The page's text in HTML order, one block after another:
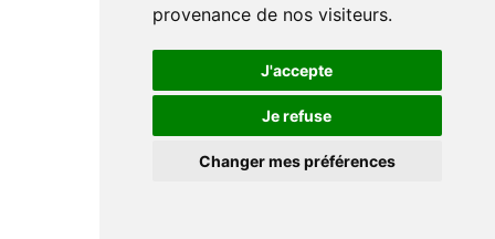
provenance de nos visiteurs.
J'accepte
Je refuse
Changer mes préférences